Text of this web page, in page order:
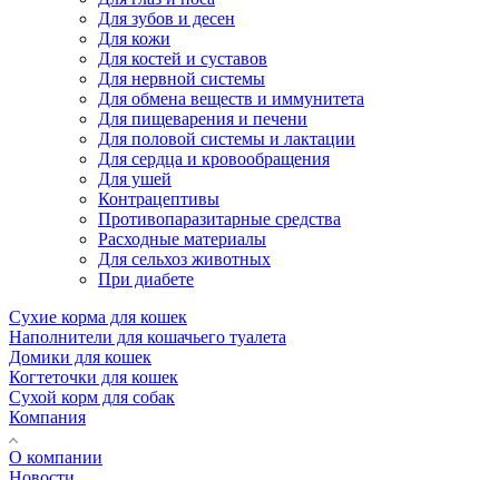
Для зубов и десен
Для кожи
Для костей и суставов
Для нервной системы
Для обмена веществ и иммунитета
Для пищеварения и печени
Для половой системы и лактации
Для сердца и кровообращения
Для ушей
Контрацептивы
Противопаразитарные средства
Расходные материалы
Для сельхоз животных
При диабете
Сухие корма для кошек
Наполнители для кошачьего туалета
Домики для кошек
Когтеточки для кошек
Сухой корм для собак
Компания
О компании